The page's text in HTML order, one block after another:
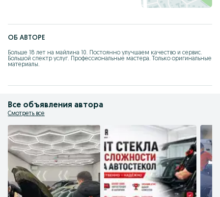
ОБ АВТОРЕ
Больше 18 лет на майлина 10. Постоянно улучшаем качество и сервис.
Большой спектр услуг. Профессиональные мастера. Только оригинальные
материалы.
Все объявления автора
Смотреть все